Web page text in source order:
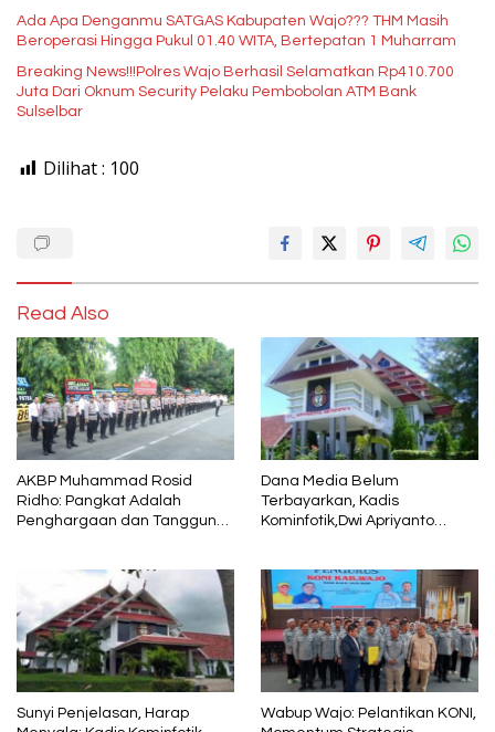
Ada Apa Denganmu SATGAS Kabupaten Wajo??? THM Masih
Beroperasi Hingga Pukul 01.40 WITA, Bertepatan 1 Muharram
Breaking News!!!Polres Wajo Berhasil Selamatkan Rp410.700
Juta Dari Oknum Security Pelaku Pembobolan ATM Bank
Sulselbar
Dilihat : 100
Read Also
AKBP Muhammad Rosid
Ridho: Pangkat Adalah
Penghargaan dan Tanggung
Dana Media Belum
Terbayarkan, Kadis
Kominfotik,Dwi Apriyanto
Sunyi Penjelasan, Harap
Wabup Wajo: Pelantikan KONI,